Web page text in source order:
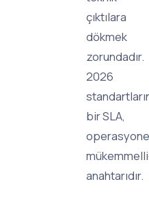
çıktılara
dökmek
zorundadır.
2026
bir SLA,
anahtarıdır.